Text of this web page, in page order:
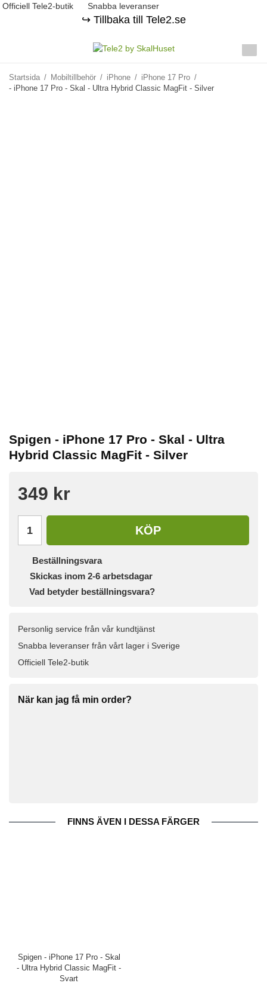
Officiell Tele2-butik Snabba leveranser
↪️ Tillbaka till Tele2.se
Startsida / Mobiltillbehör / iPhone / iPhone 17 Pro /
- iPhone 17 Pro - Skal - Ultra Hybrid Classic MagFit - Silver
Spigen - iPhone 17 Pro - Skal - Ultra
Hybrid Classic MagFit - Silver
349 kr
KÖP
Beställningsvara
Skickas inom 2-6 arbetsdagar
Vad betyder beställningsvara?
Personlig service från vår kundtjänst
Snabba leveranser från vårt lager i Sverige
Officiell Tele2-butik
När kan jag få min order?
FINNS ÄVEN I DESSA FÄRGER
Spigen - iPhone 17 Pro - Skal
- Ultra Hybrid Classic MagFit -
Svart